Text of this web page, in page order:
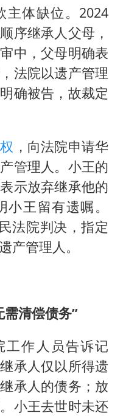
主体缺位。2024
序继承人父母，
中，父母明确表
法院以遗产管理
确被告，故裁定
，向法院申请华
管理人。小王的
示放弃继承他的
王留有遗嘱。
法院判决，指定
产管理人。
清偿债务”
工作人员告诉记
承人仅以所得遗
承人的债务；放
小王去世时未还